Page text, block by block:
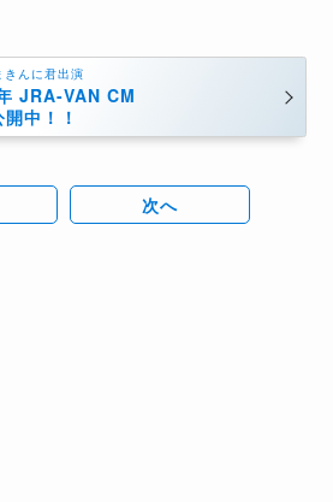
きんに君出演
JRA-VAN CM
中！！
次へ